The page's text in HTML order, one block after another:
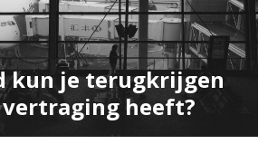
kun je terugkrijgen
heeft?